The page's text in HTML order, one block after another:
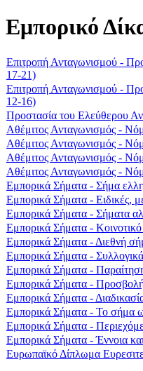
Εμπορικό
Επιτροπή Ανταγωνισμού -
17-21)
Επιτροπή Ανταγωνισμού -
12-16)
Προστασία του Ελεύθερου
Αθέμιτος Ανταγωνισμός -
Αθέμιτος Ανταγωνισμός -
Αθέμιτος Ανταγωνισμός -
Αθέμιτος Ανταγωνισμός -
Εμπορικά Σήματα - Σήμα
Εμπορικά Σήματα - Ειδικές,
Εμπορικά Σήματα - Σήματα
Εμπορικά Σήματα -
Εμπορικά Σήματα - Διεθνή
Εμπορικά Σήματα -
Εμπορικά Σήματα -
Εμπορικά Σήματα -
Εμπορικά Σήματα -
Εμπορικά Σήματα - Το σήμα
Εμπορικά Σήματα -
Εμπορικά Σήματα - Έννοια
Ευρωπαϊκό Δίπλωμα